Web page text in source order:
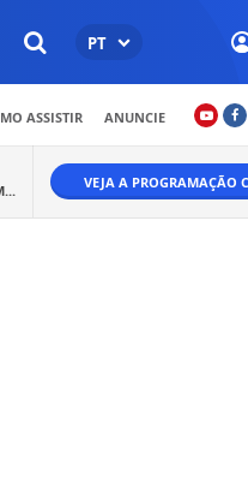
PT
ASSISTIR ANUNCIE
VEJA A PROGRAMAÇÃO